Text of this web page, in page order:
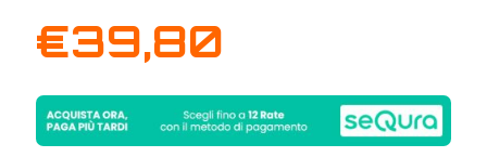
€39,80